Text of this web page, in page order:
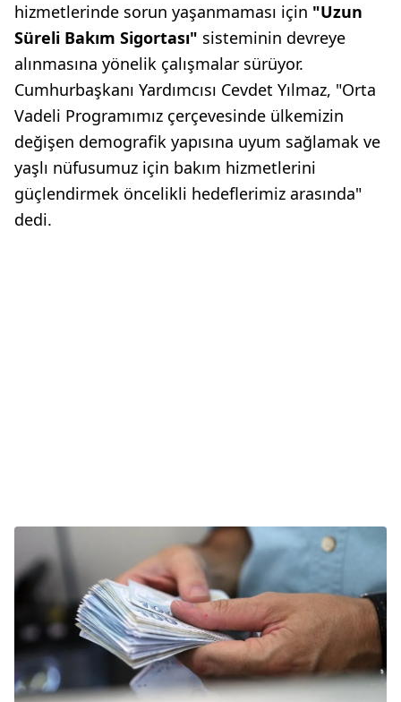
hizmetlerinde sorun yaşanmaması için "Uzun
Süreli Bakım Sigortası" sisteminin devreye
alınmasına yönelik çalışmalar sürüyor.
Cumhurbaşkanı Yardımcısı Cevdet Yılmaz, "Orta
Vadeli Programımız çerçevesinde ülkemizin
değişen demografik yapısına uyum sağlamak ve
yaşlı nüfusumuz için bakım hizmetlerini
güçlendirmek öncelikli hedeflerimiz arasında"
dedi.